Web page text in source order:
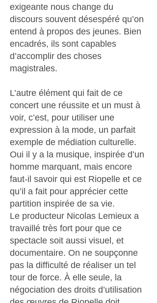
exigeante nous change du
discours souvent désespéré qu’on
entend à propos des jeunes. Bien
encadrés, ils sont capables
d’accomplir des choses
magistrales.
L’autre élément qui fait de ce
concert une réussite et un must à
voir, c’est, pour utiliser une
expression à la mode, un parfait
exemple de médiation culturelle.
Oui il y a la musique, inspirée d’un
homme marquant, mais encore
faut-il savoir qui est Riopelle et ce
qu’il a fait pour apprécier cette
partition inspirée de sa vie.
Le producteur Nicolas Lemieux a
travaillé très fort pour que ce
spectacle soit aussi visuel, et
documentaire. On ne soupçonne
pas la difficulté de réaliser un tel
tour de force. À elle seule, la
négociation des droits d’utilisation